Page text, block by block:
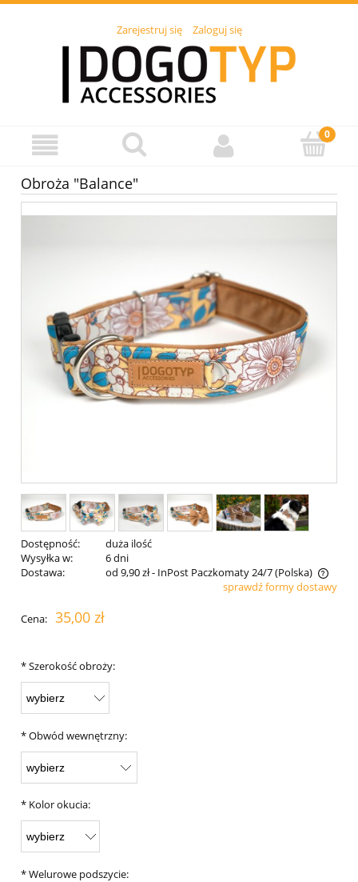
Zarejestruj się Zaloguj się
Obroża "Balance"
Dostępność:
duża ilość
Wysyłka w:
6 dni
Dostawa:
od 9,90 zł- InPost Paczkomaty 24/7(Polska)
Cena nie zawiera ewentualnych kosztów płatnościsprawdź formy dostawy
Cena: 35,00 zł
*Szerokość obroży:
*Obwód wewnętrzny:
* Kolor okucia:
*Welurowe podszycie: